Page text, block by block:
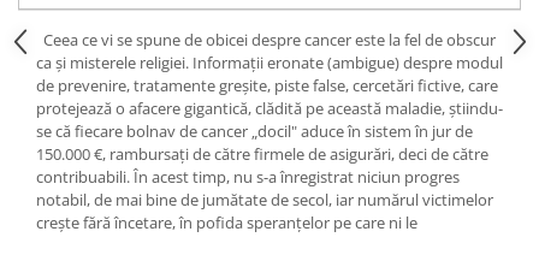
Oracol
Spiritualitate şi ştiinţă
Fără categorie
Cunoaștere
Ceea ce vi se spune de obicei despre cancer este la fel de obscur
ca şi misterele religiei. Informaţii eronate (ambigue) despre modul
de prevenire, tratamente greşite, piste false, cercetări fictive, care
protejează o afacere gigantică, clădită pe această maladie, ştiindu-
se că fiecare bolnav de cancer „docil" aduce în sistem în jur de
150.000 €, rambursaţi de către firmele de asigurări, deci de către
contribuabili. În acest timp, nu s-a înregistrat niciun progres
notabil, de mai bine de jumătate de secol, iar numărul victimelor
creşte fără încetare, în pofida speranţelor pe care ni le